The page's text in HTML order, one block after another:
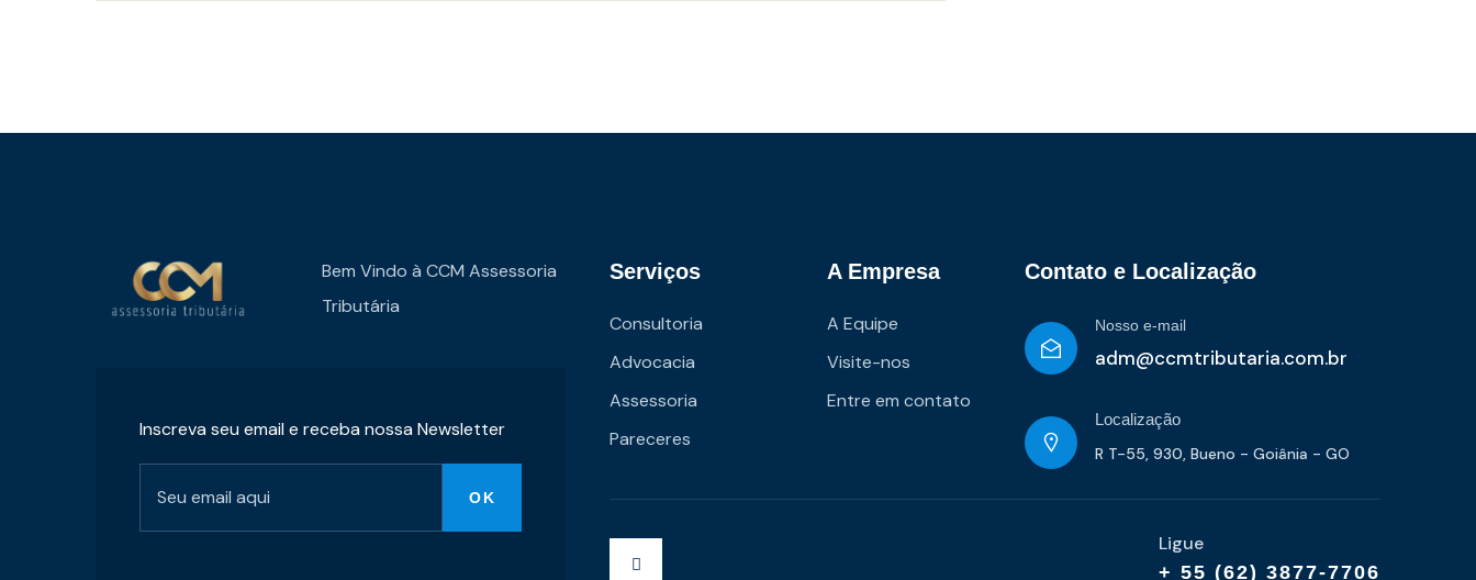
Bem Vindo à CCM Assessoria
Tributária
Inscreva seu email e receba nossa Newsletter
Serviços
Consultoria
Advocacia
Assessoria
Pareceres
A Empresa
A Equipe
Visite-nos
Entre em contato
Contato e Localização
Nosso e-mail
adm@ccmtributaria.com.br
Localização
R T-55, 930, Bueno - Goiânia - GO
Ligue
+ 55 (62) 3877-7706